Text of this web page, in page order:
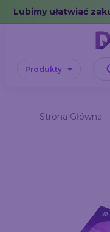
Error: No data in
Lubimy ułatwiać
Produkty
Strona Główna